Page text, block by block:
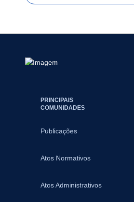
PRINCIPAIS
COMUNIDADES
Publicações
Atos Normativos
Atos Administrativos